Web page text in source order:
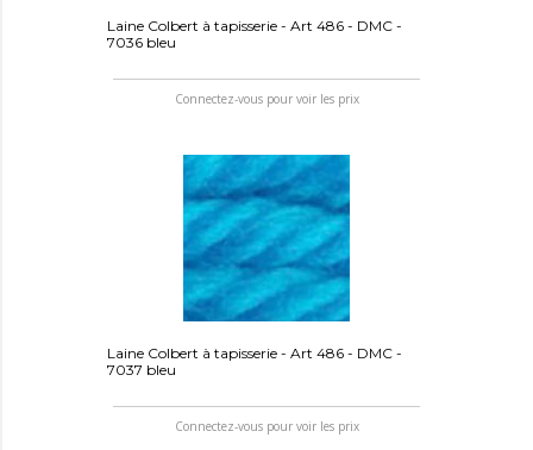
Laine Colbert à tapisserie - Art 486 - DMC -
7036 bleu
Connectez-vous pour voir les prix
Laine Colbert à tapisserie - Art 486 - DMC -
7037 bleu
Connectez-vous pour voir les prix